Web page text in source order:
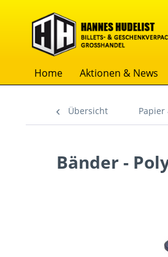
Home Aktionen & News
Übersicht Papier
Bänder -